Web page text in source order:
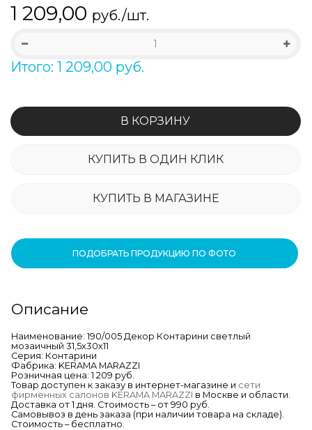
1 209,00 руб./шт.
Итого: 1 209,00 руб.
В КОРЗИНУ
КУПИТЬ В ОДИН КЛИК
КУПИТЬ В МАГАЗИНЕ
ПОДОБРАТЬ ПРОДУКЦИЮ ПО ФОТО
Описание
Наименование: 190/005 Декор Контарини светлый
мозаичный 31,5х30х11
Серия: Контарини
Фабрика: KERAMA MARAZZI
Розничная цена: 1 209 руб.
Товар доступен к заказу в интернет-магазине и сети
фирменных салонов KERAMA MARAZZI в Москве и области.
Доставка от 1 дня. Стоимость – от 990 руб.
Самовывоз в день заказа (при наличии товара на складе).
Стоимость – бесплатно.